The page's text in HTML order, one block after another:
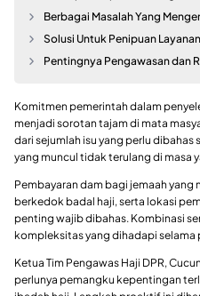
Berbagai Masalah Yang
Solusi Untuk Penipuan
Pentingnya Pengawasan dan
Komitmen pemerintah dalam
menjadi sorotan tajam di mata
dari sejumlah isu yang perlu
yang muncul tidak terulang di masa
Pembayaran dam bagi jemaah
berkedok badal haji, serta lokasi
penting wajib dibahas. Kombinasi
kompleksitas yang dihadapi selama
Ketua Tim Pengawas Haji DPR,
perlunya pemangku kepentingan